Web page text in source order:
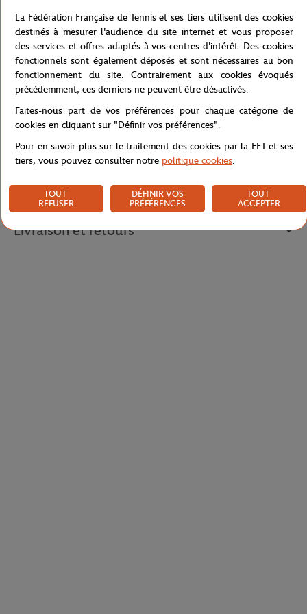
"Ball Boy" tenant une raquette et une balle de tennis, capturant
l'esprit du tournoi emblématique. Avec son design terre battue et
bleu, elle évoque l'ambiance unique des courts de Roland Garros.
Également disponible en rose, cette peluche est parfaite pour les
enfants qui souhaitent partager leur passion pour le tennis avec
style et douceur.
Référence :RJEK0124-TBB-TU
Caractéristiques
Livraison et retours
La Fédération Française de Tennis et ses tiers utilisent des cookies
destinés à mesurer l'audience du site internet et vous proposer
des services et offres adaptés à vos centres d'intérêt. Des cookies
fonctionnels sont également déposés et sont nécessaires au bon
fonctionnement du site. Contrairement aux cookies évoqués
précédemment, ces derniers ne peuvent être désactivés.
Faites-nous part de vos préférences pour chaque catégorie de
cookies en cliquant sur "Définir vos préférences".
Pour en savoir plus sur le traitement des cookies par la FFT et ses
tiers, vous pouvez consulter notre politique cookies.
TOUT
REFUSER
DÉFINIR VOS
PRÉFÉRENCES
TOUT
ACCEPTER